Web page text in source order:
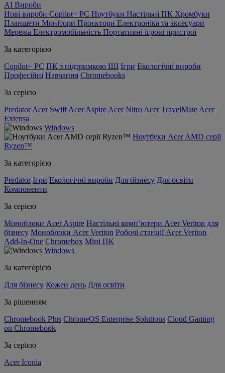
AI Вироби
Нові вироби Copilot+ PC Ноутбуки Настільні ПК Хромбуки
Планшети Монітори Проєктори Електроніка та аксесуари
Мережа Електромобільність Портативні ігрові пристрої
За категорією
Copilot+ PC ПК з підтримкою ШІ Ігри Екологічні вироби
Професійні Навчання Chromebooks
За серією
Predator Acer Swift Acer Aspire Acer Nitro Acer TravelMate Acer
Extensa
Windows
Ноутбуки Acer AMD серії
Ryzen™
За категорією
Predator Ігри Екологічні вироби Для бізнесу Для освіти
Компоненти
За серією
Моноблоки Acer Aspire Настільні комп’ютери Acer Veriton для
бізнесу Моноблоки Acer Veriton Робочі станції Acer Veriton
Add-In-One Chromebox Міні ПК
Windows
За категорією
Для бізнесу Кожен день Для освіти
За рішенням
Chromebook Plus ChromeOS Enterprise Solutions Cloud Gaming
on Chromebook
За серією
Acer Iconia